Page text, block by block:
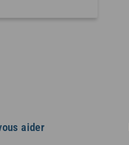
aider